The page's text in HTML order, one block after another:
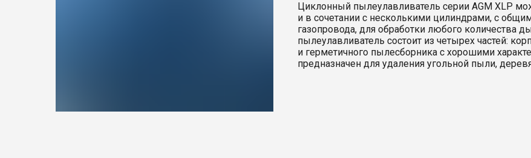
Циклонный пылеулавливатель серии AGM XLP
и в сочетании с несколькими цилиндрами, с
газопровода, для обработки любого
пылеулавливатель состоит из четырех частей:
и герметичного пылесборника с хорошими
предназначен для удаления угольной пыли,